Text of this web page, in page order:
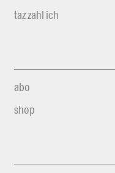
taz zahl ich
abo
shop